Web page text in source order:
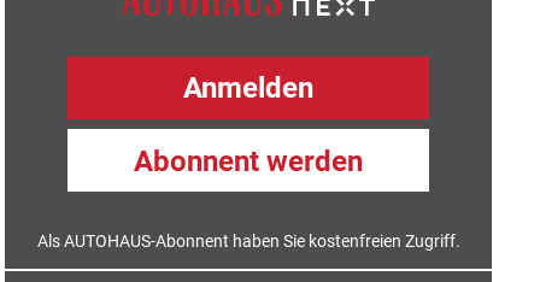
Anmelden
Abonnent werden
Als AUTOHAUS-Abonnent haben Sie kostenfreien Zugriff.